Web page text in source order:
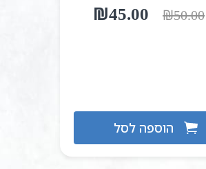
₪50.00
המחיר
המקורי
₪45.00
הוספה לסל